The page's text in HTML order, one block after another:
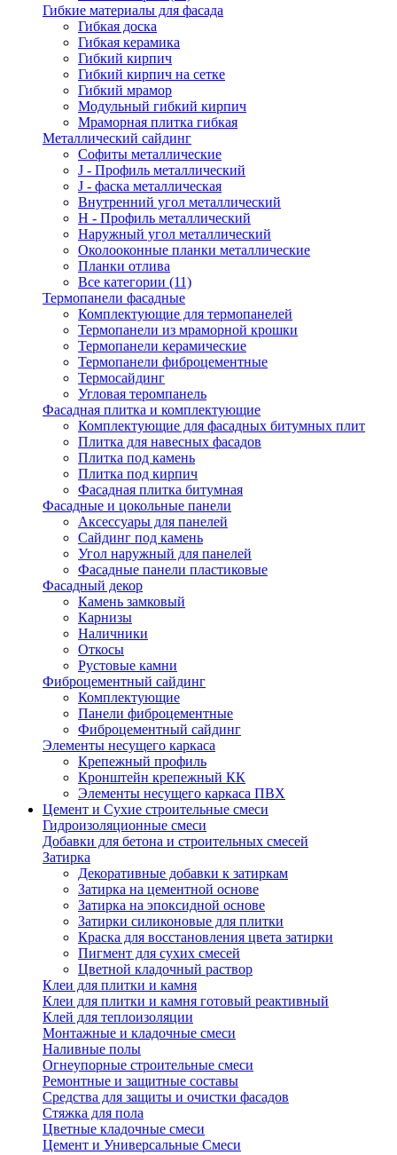
Гибкие материалы для фасада
Гибкая доска
Гибкая керамика
Гибкий кирпич
Гибкий кирпич на сетке
Гибкий мрамор
Модульный гибкий кирпич
Мраморная плитка гибкая
Металлический сайдинг
Cофиты металлические
J - Профиль металлический
J - фаска металлическая
Внутренний угол металлический
Н - Профиль металлический
Наружный угол металлический
Околооконные планки металлические
Планки отлива
Все категории (11)
Термопанели фасадные
Комплектующие для термопанелей
Термопанели из мраморной крошки
Термопанели керамические
Термопанели фиброцементные
Термосайдинг
Угловая теромпанель
Фасадная плитка и комплектующие
Комплектующие для фасадных битумных плит
Плитка для навесных фасадов
Плитка под камень
Плитка под кирпич
Фасадная плитка битумная
Фасадные и цокольные панели
Аксессуары для панелей
Сайдинг под камень
Угол наружный для панелей
Фасадные панели пластиковые
Фасадный декор
Камень замковый
Карнизы
Наличники
Откосы
Рустовые камни
Фиброцементный сайдинг
Комплектующие
Панели фиброцементные
Фиброцементный сайдинг
Элементы несущего каркаса
Крепежный профиль
Кронштейн крепежный КК
Элементы несущего каркаса ПВХ
Цемент и Сухие строительные смеси
Гидроизоляционные смеси
Добавки для бетона и строительных смесей
Затирка
Декоративные добавки к затиркам
Затирка на цементной основе
Затирка на эпоксидной основе
Затирки силиконовые для плитки
Краска для восстановления цвета затирки
Пигмент для сухих смесей
Цветной кладочный раствор
Клеи для плитки и камня
Клеи для плитки и камня готовый реактивный
Клей для теплоизоляции
Монтажные и кладочные смеси
Наливные полы
Огнеупорные строительные смеси
Ремонтные и защитные составы
Средства для защиты и очистки фасадов
Стяжка для пола
Цветные кладочные смеси
Цемент и Универсальные Смеси